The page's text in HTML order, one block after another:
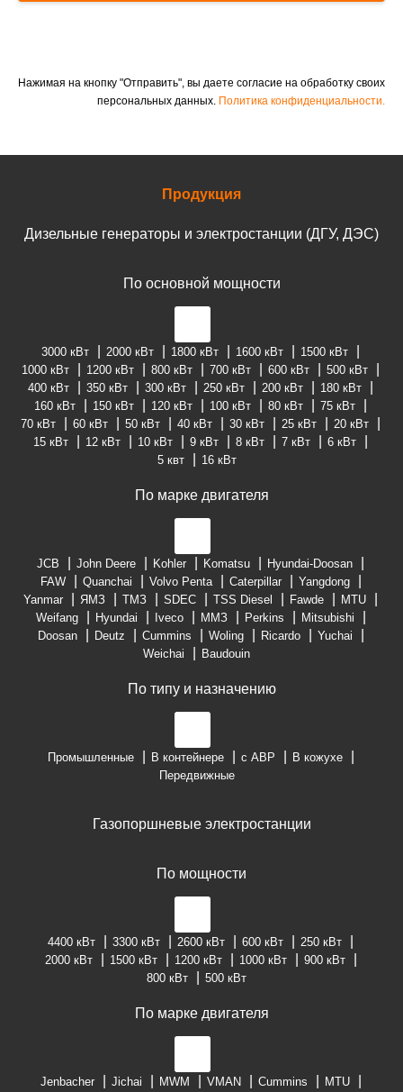
Нажимая на кнопку "Отправить", вы даете согласие на обработку своих
персональных данных. Политика конфиденциальности.
Продукция
Дизельные генераторы и электростанции (ДГУ, ДЭС)
По основной мощности
3000 кВт 2000 кВт 1800 кВт 1600 кВт
1500 кВт
1000 кВт
1200 кВт 800 кВт 700 кВт 600 кВт
500 кВт
400 кВт
350 кВт 300 кВт 250 кВт 200 кВт
180 кВт
160 кВт
150 кВт 120 кВт 100 кВт 80 кВт
75 кВт
70 кВт
60 кВт 50 кВт 40 кВт 30 кВт 25 кВт
20 кВт
15 кВт
12 кВт 10 кВт 9 кВт 8 кВт 7 кВт
6 кВт
5 квт
16 кВт
По марке двигателя
JCB John Deere Kohler Komatsu
Hyundai-Doosan
FAW
Quanchai Volvo Penta Caterpillar
Yangdong
Yanmar
ЯМЗ ТМЗ SDEC TSS Diesel Fawde
MTU
Weifang
Hyundai Iveco ММЗ Perkins
Mitsubishi
Doosan
Deutz Cummins Woling Ricardo
Yuchai
Weichai
Baudouin
По типу и назначению
Промышленные В контейнере с АВР
В кожухе
Передвижные
Газопоршневые электростанции
По мощности
4400 кВт 3300 кВт 2600 кВт 600 кВт
250 кВт
2000 кВт
1500 кВт 1200 кВт 1000 кВт
900 кВт
800 кВт
500 кВт
По марке двигателя
Jenbacher Jichai MWM VMAN Cummins
MTU